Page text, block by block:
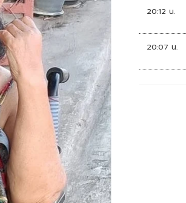
20:12 น.
20:07 น.